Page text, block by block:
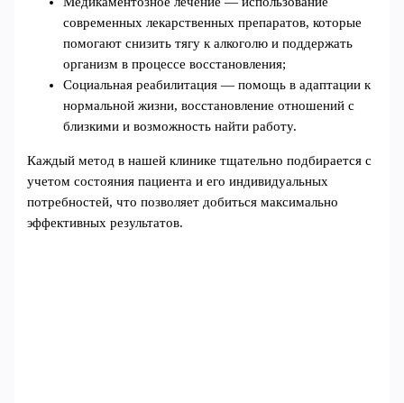
современных лекарственных препаратов, которые
помогают снизить тягу к алкоголю и поддержать
организм в процессе восстановления;
Социальная реабилитация — помощь в адаптации к
нормальной жизни, восстановление отношений с
близкими и возможность найти работу.
Каждый метод в нашей клинике тщательно подбирается с
учетом состояния пациента и его индивидуальных
потребностей, что позволяет добиться максимально
эффективных результатов.